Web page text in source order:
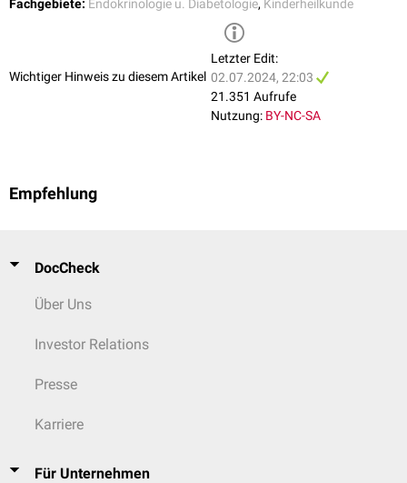
als 5 % des Enzyms funktionell.
[2]
Fachgebiete: Endokrinologie u. Diabetologie, Kinderheilkunde
Wichtiger Hinweis zu diesem Artikel
Letzter Edit:
02.07.2024, 22:03
21.351 Aufrufe
Nutzung: BY-NC-SA
Empfehlung
DocCheck
Über Uns
Investor Relations
Presse
Karriere
Für Unternehmen